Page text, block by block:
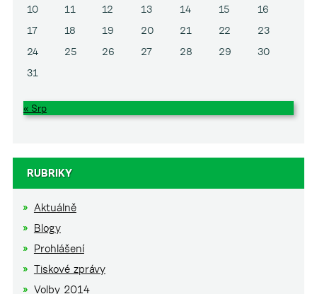
10
11 12 13 14 15
16
17
18 19 20 21 22
23
24
25 26 27 28 29
30
31
« Srp
RUBRIKY
Aktuálně
Blogy
Prohlášení
Tiskové zprávy
Volby 2014